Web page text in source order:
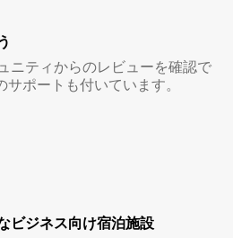
ニティからのレビューを確認で
ポートも付いています。
ビ⁠ジ⁠ネ⁠ス⁠向⁠け宿⁠泊⁠施⁠設